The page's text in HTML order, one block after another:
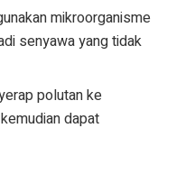
mikroorganisme
senyawa yang tidak
polutan ke
dapat